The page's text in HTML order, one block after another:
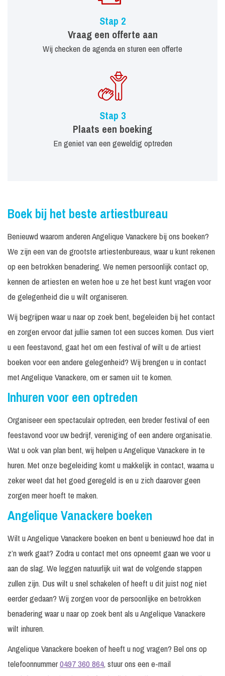
Stap 2
Vraag een offerte aan
Wij checken de agenda en sturen een offerte
Stap 3
Plaats een boeking
En geniet van een geweldig optreden
Boek bij het beste artiestbureau
Benieuwd waarom anderen Angelique Vanackere bij ons boeken?
We zijn een van de grootste artiestenbureaus, waar u kunt rekenen
op een betrokken benadering. We nemen persoonlijk contact op,
kennen de artiesten en weten hoe u ze het best kunt vragen voor
de gelegenheid die u wilt organiseren.
Wij begrijpen waar u naar op zoek bent, begeleiden bij het contact
en zorgen ervoor dat jullie samen tot een succes komen. Dus viert
u een feestavond, gaat het om een festival of wilt u de artiest
boeken voor een andere gelegenheid? Wij brengen u in contact
met Angelique Vanackere, om er samen uit te komen.
Inhuren voor een optreden
Organiseer een spectaculair optreden, een breder festival of een
feestavond voor uw bedrijf, vereniging of een andere organisatie.
Wat u ook van plan bent, wij helpen u Angelique Vanackere in te
huren. Met onze begeleiding komt u makkelijk in contact, waarna u
zeker weet dat het goed geregeld is en u zich daarover geen
zorgen meer hoeft te maken.
Angelique Vanackere boeken
Wilt u Angelique Vanackere boeken en bent u benieuwd hoe dat in
z’n werk gaat? Zodra u contact met ons opneemt gaan we voor u
aan de slag. We leggen natuurlijk uit wat de volgende stappen
zullen zijn. Dus wilt u snel schakelen of heeft u dit juist nog niet
eerder gedaan? Wij zorgen voor de persoonlijke en betrokken
benadering waar u naar op zoek bent als u Angelique Vanackere
wilt inhuren.
Angelique Vanackere boeken of heeft u nog vragen? Bel ons op
telefoonnummer0497 360 864, stuur ons een e-mail